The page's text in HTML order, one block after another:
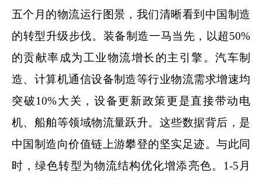
五个月的物流运行图景，我们清晰看到中国制造
的转型升级步伐。装备制造一马当先，以超50%
的贡献率成为工业物流增长的主引擎。汽车制
造、计算机通信设备制造等行业物流需求增速均
突破10%大关，设备更新政策更是直接带动电
机、船舶等领域物流量跃升。这些数据背后，是
中国制造向价值链上游攀登的坚实足迹。与此同
时，绿色转型为物流结构优化增添亮色。 1-5 月